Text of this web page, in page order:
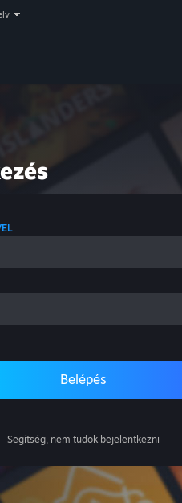
Belépés
Segítség, nem tudok bejelentkezni